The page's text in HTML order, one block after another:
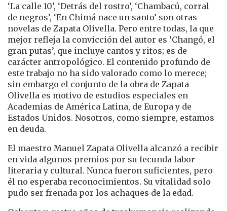
‘La calle 10’, ‘Detrás del rostro’, ‘Chambacú, corral
de negros’, ‘En Chimá nace un santo’ son otras
novelas de Zapata Olivella. Pero entre todas, la que
mejor refleja la convicción del autor es ‘Changó, el
gran putas’, que incluye cantos y ritos; es de
carácter antropológico. El contenido profundo de
este trabajo no ha sido valorado como lo merece;
sin embargo el conjunto de la obra de Zapata
Olivella es motivo de estudios especiales en
Academias de América Latina, de Europa y de
Estados Unidos. Nosotros, como siempre, estamos
en deuda.
El maestro Manuel Zapata Olivella alcanzó a recibir
en vida algunos premios por su fecunda labor
literaria y cultural. Nunca fueron suficientes, pero
él no esperaba reconocimientos. Su vitalidad solo
pudo ser frenada por los achaques de la edad.